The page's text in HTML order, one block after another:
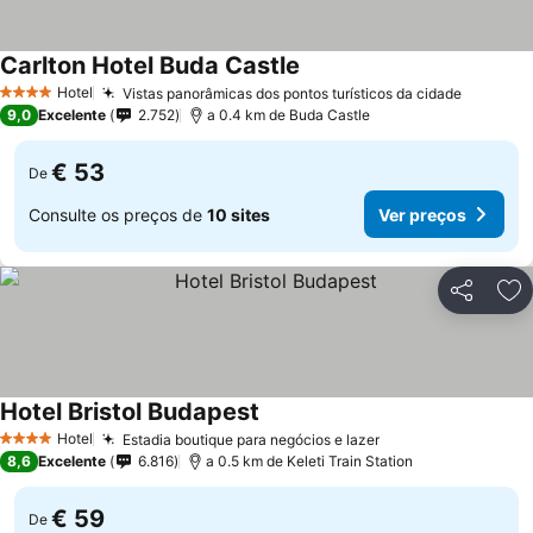
4 EstrelasHotel Vistas panorâmicas dos pontos turísticos da cidadeVer
Carlton Hotel Buda Castle
9,0 Excelente 2.752 a 0.4 km de Buda Castle
De € 53
Consulte os preços de 10 sites Ver preços
Partilhar
4 EstrelasHotel Estadia boutique para negócios e lazerVer preços
Hotel Bristol Budapest
8,6 Excelente 6.816 a 0.5 km de Keleti Train Station
De € 59